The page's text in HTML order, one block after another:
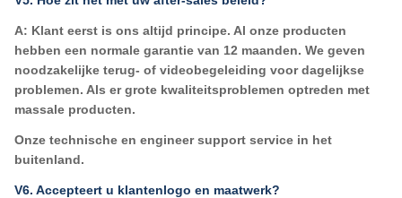
A: Klant eerst is ons altijd principe. Al onze producten
hebben een normale garantie van 12 maanden. We geven
noodzakelijke terug- of videobegeleiding voor dagelijkse
problemen. Als er grote kwaliteitsproblemen optreden met
massale producten.
Onze technische en engineer support service in het
buitenland.
V6. Accepteert u klantenlogo en maatwerk?